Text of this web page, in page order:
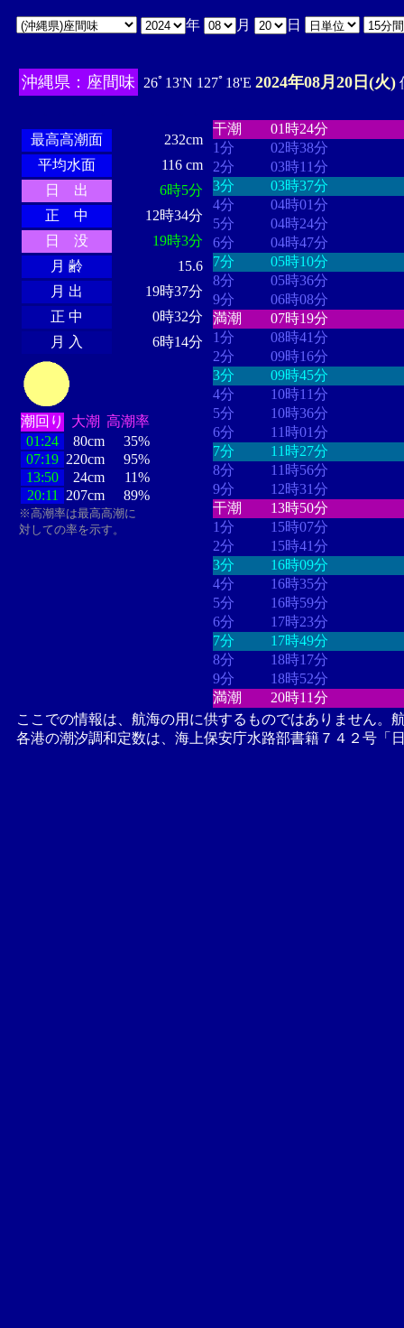
年 月 日
沖縄県：座間味 26ﾟ13'N 127ﾟ18'E 2024年08月20日(火)
最高高潮面
232cm
平均水面
116 cm
日 出
6時5分
正 中
12時34分
日 没
19時3分
月 齢
15.6
月 出
19時37分
正 中
0時32分
月 入
6時14分
潮回り 大潮 高潮率
01:24
80cm
35%
07:19 220cm
95%
13:50
24cm
11%
20:11
207cm 89%
※高潮率は最高高潮に
対しての率を示す。
干潮
01時24分
1分
02時38分
2分
03時11分
3分
03時37分
4分
04時01分
5分
04時24分
6分
04時47分
7分
05時10分
8分
05時36分
9分
06時08分
満潮
07時19分
1分
08時41分
2分
09時16分
3分
09時45分
4分
10時11分
5分
10時36分
6分
11時01分
7分
11時27分
8分
11時56分
9分
12時31分
干潮
13時50分
1分
15時07分
2分
15時41分
3分
16時09分
4分
16時35分
5分
16時59分
6分
17時23分
7分
17時49分
8分
18時17分
9分
18時52分
満潮
20時11分
ここでの情報は、航海の用に供するものではありません。
各港の潮汐調和定数は、海上保安庁水路部書籍７４２号「